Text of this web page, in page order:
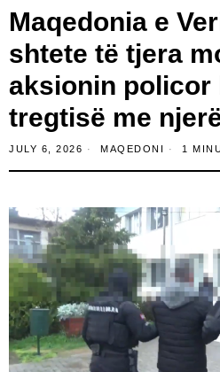
Maqedonia e
shtete të tjera
aksionin policor
tregtisë me
JULY 6, 2026 MAQEDONI 1